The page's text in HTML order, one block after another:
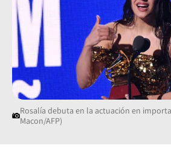
Rosalía debuta en la actuación en
Macon/AFP)